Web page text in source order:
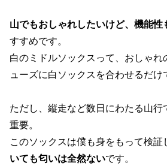
山でもおしゃれしたいけど、機能性
すすめです。
白のミドルソックスって、おしゃ
ューズに白ソックスを合わせるだけ
ただし、縦走など数日にわたる山
重要。
このソックスは僕も身をもって検証
いても匂いは全然ないです。